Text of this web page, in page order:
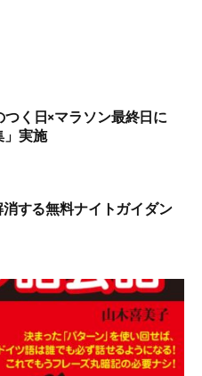
く日×マラソン最終日に
」実施
する無料ナイトガイダン